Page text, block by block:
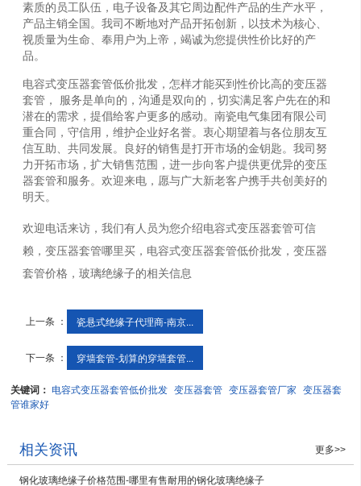
素质的员工队伍，电子设备及其它周边配件产品的生产水平，
产品主销全国。我司不断地对产品开拓创新，以技术为核心、
视质量为生命、奉用户为上帝，竭诚为您提供性价比好的产
品。
电容式变压器套管低价批发，怎样才能买到性价比高的变压器
套管， 服务是单向的，沟通是双向的，切实满足客户先在的和
潜在的需求，提倡给客户更多的感动。南瓷电气集团有限公司
重合同，守信用，维护企业好名誉。衷心期望着与各位朋友互
信互助、共同发展。良好的销售是打开市场的金钥匙。我司努
力开拓市场，扩大销售范围，进一步向客户提供更优异的变压
器套管和服务。欢迎来电，愿与广大新老客户携手共创美好的
明天。
欢迎电话来访，我们有人员为您介绍电容式变压器套管可信
赖，变压器套管哪里买，电容式变压器套管低价批发，变压器
套管价格，玻璃绝缘子的相关信息
上一条 ： 瓷悬式绝缘子代理商-南京...
下一条 ： 穿墙套管-划算的穿墙套管...
关键词：电容式变压器套管低价批发 变压器套管 变压器套管厂家 变压器套
管谁家好
相关资讯 更多>>
钢化玻璃绝缘子价格范围-哪里有售耐用的钢化玻璃绝缘子